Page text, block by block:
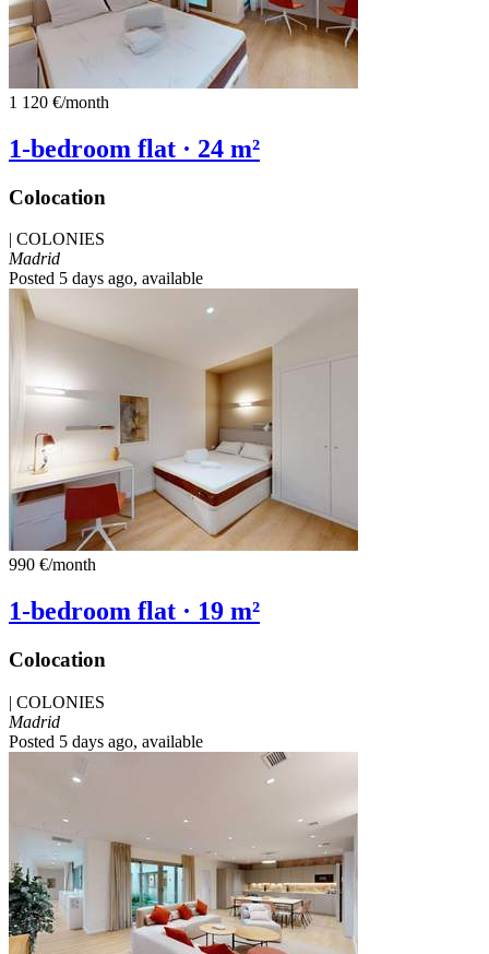
1 120 €/month
1-bedroom flat · 24 m²
Colocation
COLONIES
Madrid
Posted 5 days ago, available
990 €/month
1-bedroom flat · 19 m²
Colocation
| COLONIES
Madrid
Posted 5 days ago, available